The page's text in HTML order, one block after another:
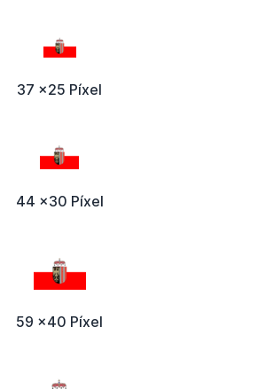
37 x25 Píxel
44 x30 Píxel
59 x40 Píxel